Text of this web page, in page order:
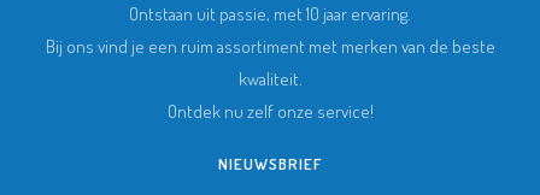
Ontstaan uit passie, met 10 jaar ervaring.
Bij ons vind je een ruim assortiment met merken van de beste
kwaliteit.
Ontdek nu zelf onze service!
NIEUWSBRIEF